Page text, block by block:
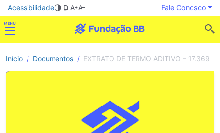
Acessibilidade Fale Conosco
Início Documentos EXTRATO DE TERMO ADITIVO – 17.369